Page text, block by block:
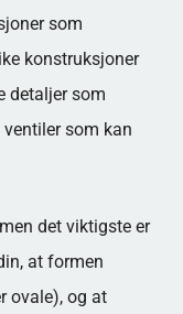
som
konstruksjoner
detaljer som
som kan
det viktigste er
at formen
ovale), og at